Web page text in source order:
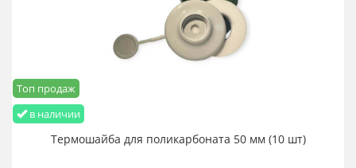
в наличии
Топ продаж
Термошайба для поликарбоната 50 мм (10 шт)